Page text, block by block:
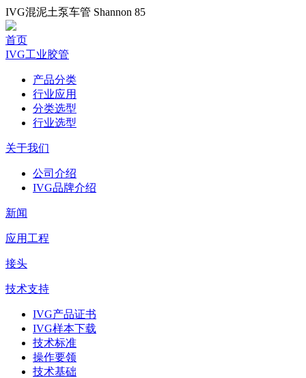
IVG混泥土泵车管 Shannon 85
首页
IVG工业胶管
产品分类
行业应用
分类选型
行业选型
关于我们
公司介绍
IVG品牌介绍
新闻
应用工程
接头
技术支持
IVG产品证书
IVG样本下载
技术标准
操作要领
技术基础